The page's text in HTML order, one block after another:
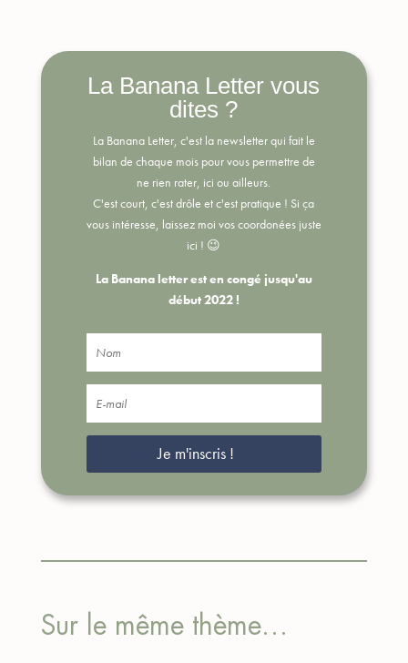
La Banana Letter vous
dites ?
La Banana Letter, c'est la newsletter qui fait le
bilan de chaque mois pour vous permettre de
ne rien rater, ici ou ailleurs.
C'est court, c'est drôle et c'est pratique ! Si ça
vous intéresse, laissez moi vos coordonées juste
ici ! 😉
La Banana letter est en congé jusqu'au
début 2022 !
Je m'inscris !
Sur le même thème…